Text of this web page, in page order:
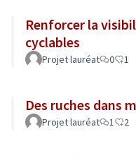
Renforcer la
cyclables
Projet lauréat 0 1
Des ruches dans
Projet lauréat 1 2